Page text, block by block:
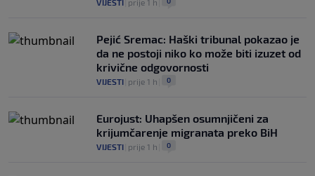
VIJESTI prije 1 h
Pejić Sremac: Haški tribunal pokazao je
da ne postoji niko ko može biti izuzet od
krivične odgovornosti
VIJESTI prije 1 h 0
Eurojust: Uhapšen osumnjičeni za
krijumčarenje migranata preko BiH
VIJESTI prije 1 h 0